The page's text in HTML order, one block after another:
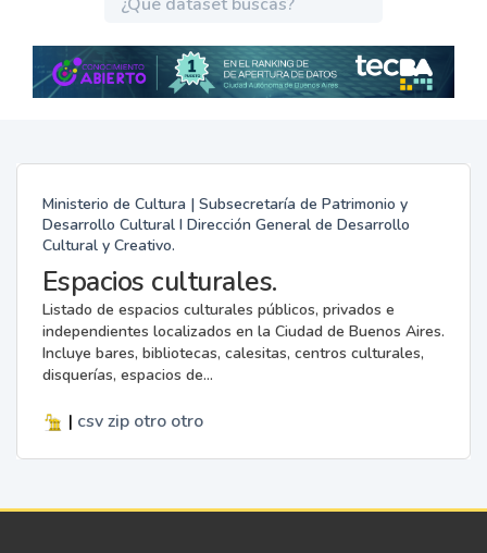
Ministerio de Cultura | Subsecretaría de Patrimonio y
Desarrollo Cultural I Dirección General de Desarrollo
Cultural y Creativo.
Espacios culturales.
Listado de espacios culturales públicos, privados e
independientes localizados en la Ciudad de Buenos Aires.
Incluye bares, bibliotecas, calesitas, centros culturales,
disquerías, espacios de...
| csv zip otro otro